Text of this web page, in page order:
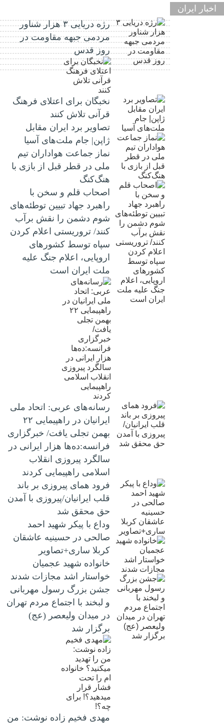
اخبار ایران
رژه دریایی ۳ هزار شناور
مردمی جبهه مقاومت در
روز قدس
نخبگان برای اعتلای فرهنگ
قرآنی تلاش کنند
تصاویر برد ایران مقابل
ژاپن| جام ملت‌های آسیا
نماز جماعت هواداران تیم
ملی در قطر قبل از بازی با
هنگ‌کنگ
اصحاب قلم و سخن با
راهبرد جهاد تبیین توطئه‌های
شوم دشمن را نقش برآب
کنند/ تروریستی اعلام کردن
سپاه توسط کشورهای
اروپایی، اعلام جنگ علیه
ملت ایران است
رسانه‌های عربی: اتحاد ملی
ایرانیان در راهپیمایی ۲۲
بهمن تجلی یافت/ خبرگزاری
فرانسه:ده‌ها هزار ایرانی در
سالگرد پیروزی انقلاب
اسلامی راهپیمایی کردند
فرود همای پیروزی بر باند
قلب ایرانیان/پیروزی با آمدن
حق محقق شد
وداع با پیکر شهید احمد
صالحی‌ در حسینیه عاشقان
کربلا ساری+تصاویر
خانواده شهید عجمیان
خواستار اشد مجازات شدند
جشن بزرگ رسول مهربانی
و لبخند با اجتماع مردم تهران
در میدان ولیعصر (عج)
برگزار شد
مهدی فخیم زاده نوشت: من